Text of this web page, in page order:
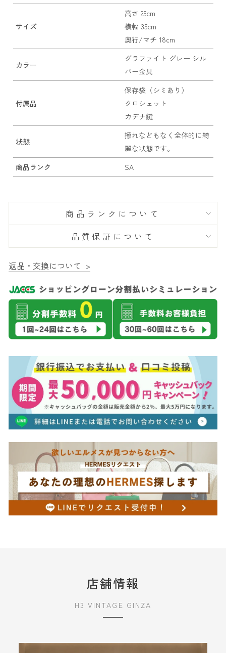
サイズ
高さ 25cm
横幅 35cm
奥行/マチ 18cm
カラー
グラファイト グレー シル
バー金具
付属品
保存袋（シミあり）
クロシェット
カデナ鍵
状態
擦れなどもなく全体的に綺
麗な状態です。
商品ランク
SA
商品ランクについて
品質保証について
返品・交換について >
店舗情報
H3 VINTAGE GINZA